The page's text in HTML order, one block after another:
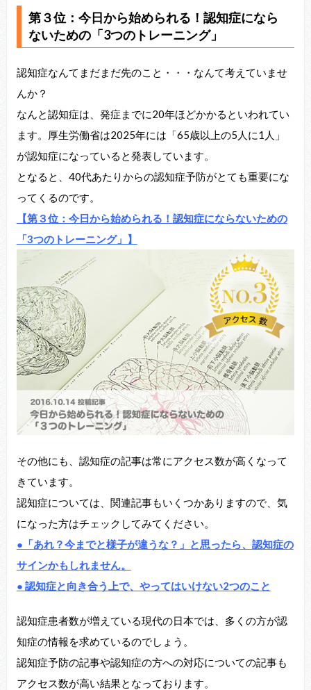
第３位： 今日から始められる！認知症になら
ないための「3つのトレーニング」
認知症なんてまだまだ先のこと・・・なんて考えていませ
んか？
なんと認知症は、発症までに20年ほどかかるといわれてい
ます。厚生労働省は2025年には「65歳以上の5人に1人」
が認知症になっていると発表しています。
となると、40代あたりからの認知症予防がとても重要にな
ってくるのです。
【第３位：今日から始められる！認知症にならないための
「3つのトレーニング」】
その他にも、認知症の記事は常にアクセス数が高くなって
きています。
認知症については、関連記事もいくつかありますので、気
になった方はチェックしてみてください。
●「あれ？今までと様子が違うな？」と思ったら、認知症の
サインかもしれません。
● 認知症と向き合う上で、やってはいけない2つのこと
認知症患者数が増えている現代の日本では、多くの方が認
知症の情報を求めているのでしょう。
認知症予防の記事や認知症の方への対応についての記事も
アクセス数が高い結果となっております。